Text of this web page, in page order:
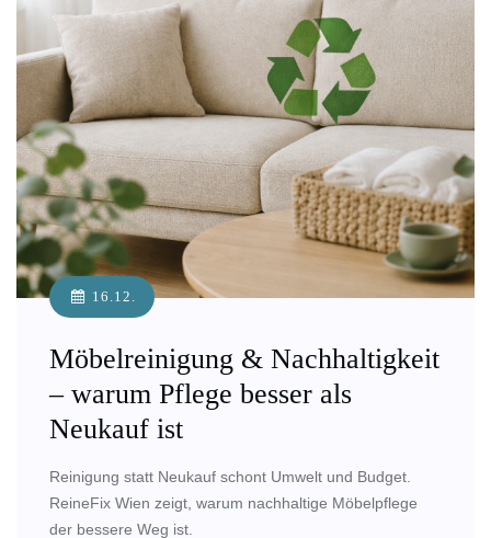
16.12.
Möbelreinigung & Nachhaltigkeit
– warum Pflege besser als
Neukauf ist
Reinigung statt Neukauf schont Umwelt und Budget.
ReineFix Wien zeigt, warum nachhaltige Möbelpflege
der bessere Weg ist.